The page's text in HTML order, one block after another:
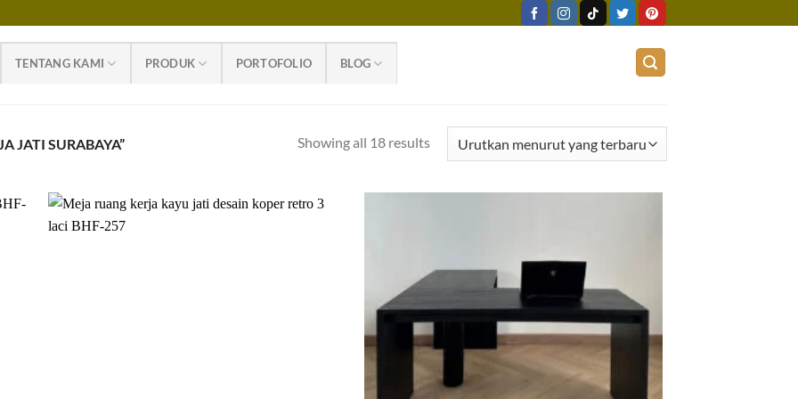
TENTANG KAMI PRODUK PORTOFOLIO BLOG
JATI SURABAYA” Showing all 18 results